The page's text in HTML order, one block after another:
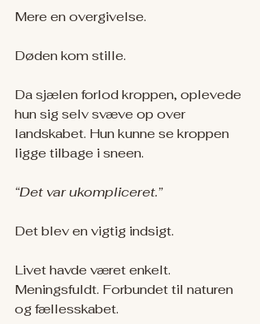
Mere en overgivelse.
Døden kom stille.
Da sjælen forlod kroppen, oplevede
hun sig selv svæve op over
landskabet. Hun kunne se kroppen
ligge tilbage i sneen.
“Det var ukompliceret.”
Det blev en vigtig indsigt.
Livet havde været enkelt.
Meningsfuldt. Forbundet til naturen
og fællesskabet.